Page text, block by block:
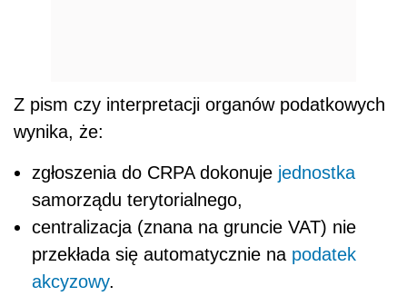
Z pism czy interpretacji organów podatkowych
wynika, że:
zgłoszenia do CRPA dokonuje jednostka
samorządu terytorialnego,
centralizacja (znana na gruncie VAT) nie
przekłada się automatycznie na podatek
akcyzowy.